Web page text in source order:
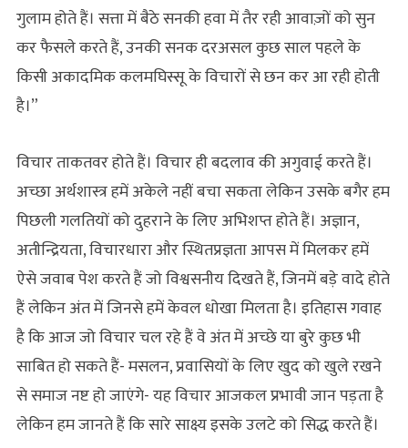
गुलाम होते हैं। सत्ता में बैठे सनकी हवा में तैर रही आवाज़ों को सुन
कर फैसले करते हैं, उनकी सनक दरअसल कुछ साल पहले के
किसी अकादमिक कलमघिस्सू के विचारों से छन कर आ रही होती
है।”
विचार ताकतवर होते हैं। विचार ही बदलाव की अगुवाई करते हैं।
अच्छा अर्थशास्त्र हमें अकेले नहीं बचा सकता लेकिन उसके बगैर हम
पिछली गलतियों को दुहराने के लिए अभिशप्त होते हैं। अज्ञान,
अतीन्द्रियता, विचारधारा और स्थितप्रज्ञता आपस में मिलकर हमें
ऐसे जवाब पेश करते हैं जो विश्वसनीय दिखते हैं, जिनमें बड़े वादे होते
हैं लेकिन अंत में जिनसे हमें केवल धोखा मिलता है। इतिहास गवाह
है कि आज जो विचार चल रहे हैं वे अंत में अच्छे या बुरे कुछ भी
साबित हो सकते हैं- मसलन, प्रवासियों के लिए खुद को खुले रखने
से समाज नष्ट हो जाएंगे- यह विचार आजकल प्रभावी जान पड़ता है
लेकिन हम जानते हैं कि सारे साक्ष्य इसके उलटे को सिद्ध करते हैं।